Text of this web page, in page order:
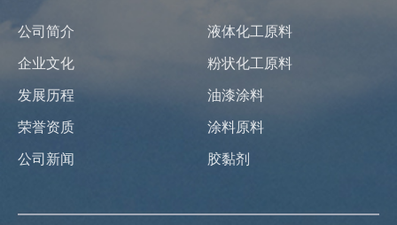
公司简介
企业文化
发展历程
荣誉资质
公司新闻
液体化工原料
粉状化工原料
油漆涂料
涂料原料
胶黏剂